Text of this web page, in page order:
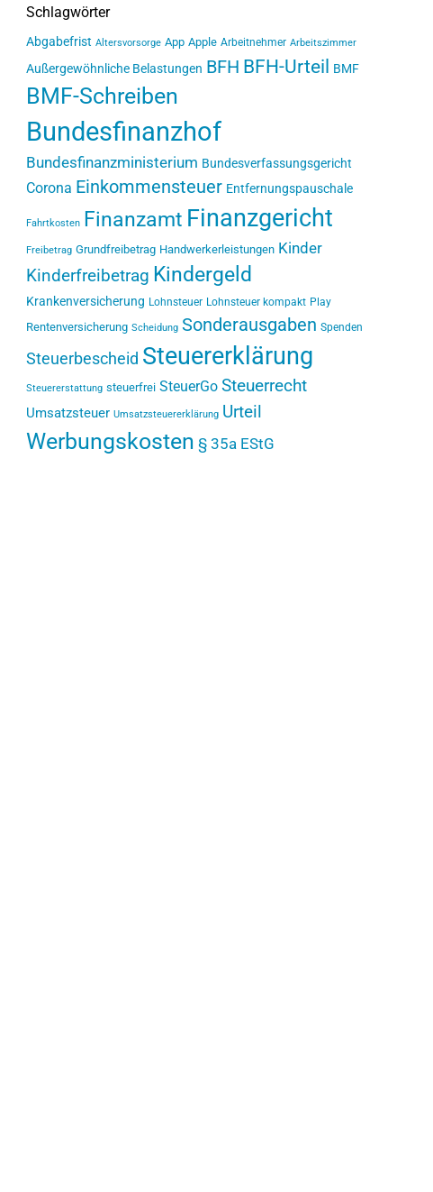
Schlagwörter
Abgabefrist Altersvorsorge App Apple Arbeitnehmer Arbeitszimmer
Außergewöhnliche Belastungen BFH BFH-Urteil BMF
BMF-Schreiben
Bundesfinanzhof
Bundesfinanzministerium Bundesverfassungsgericht
Corona Einkommensteuer Entfernungspauschale
Fahrtkosten Finanzamt Finanzgericht
Freibetrag Grundfreibetrag Handwerkerleistungen Kinder
Kinderfreibetrag Kindergeld
Krankenversicherung Lohnsteuer Lohnsteuer kompakt Play
Rentenversicherung Scheidung Sonderausgaben Spenden
Steuerbescheid Steuererklärung
Steuererstattung steuerfrei SteuerGo Steuerrecht
Umsatzsteuer Umsatzsteuererklärung Urteil
Werbungskosten § 35a EStG